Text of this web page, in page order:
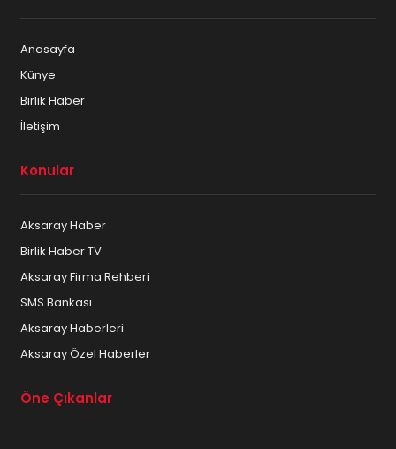
Anasayfa
Künye
Birlik Haber
İletişim
Konular
Aksaray Haber
Birlik Haber TV
Aksaray Firma Rehberi
SMS Bankası
Aksaray Haberleri
Aksaray Özel Haberler
Öne Çıkanlar